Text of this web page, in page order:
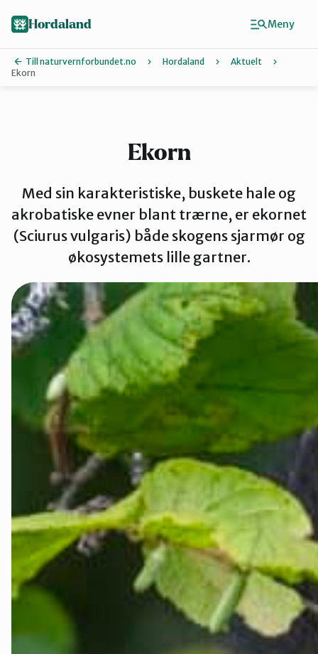
Bergen
Hardanger
Kvinnherad
Øygarden
Stord
Vaksdal
Voss
Hordaland
Till naturvernforbundet.no Hordaland
Aktuelt
Ekorn
Ekorn
Med sin karakteristiske, buskete hale og
akrobatiske evner blant trærne, er ekornet
(Sciurus vulgaris) både skogens sjarmør og
økosystemets lille gartner.